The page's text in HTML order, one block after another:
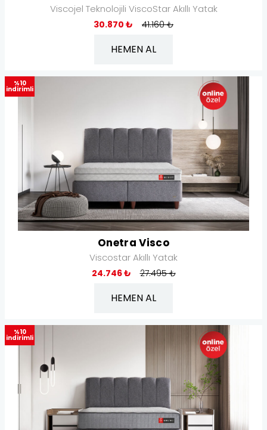
Viscojel Teknolojili ViscoStar Akıllı Yatak
30.870 ₺ 41.160 ₺
HEMEN AL
%10
indirimli
Onetra Visco
Viscostar Akıllı Yatak
24.746 ₺ 27.495 ₺
HEMEN AL
%10
indirimli